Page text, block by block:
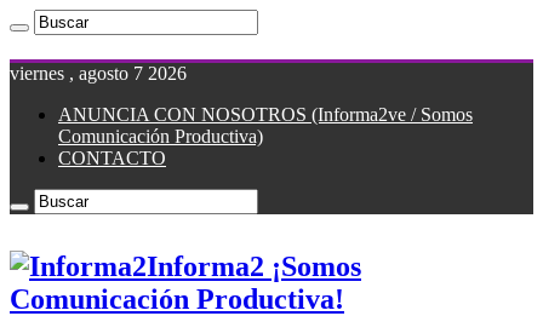
viernes , agosto 7 2026
ANUNCIA CON NOSOTROS (Informa2ve / Somos
Comunicación Productiva)
CONTACTO
Informa2 ¡Somos
Comunicación Productiva!